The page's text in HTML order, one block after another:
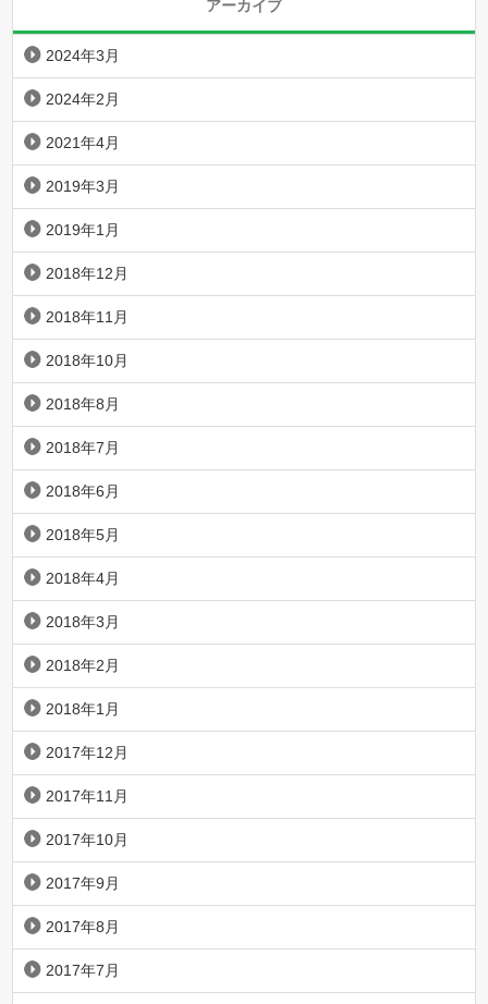
アーカイブ
2024年3月
2024年2月
2021年4月
2019年3月
2019年1月
2018年12月
2018年11月
2018年10月
2018年8月
2018年7月
2018年6月
2018年5月
2018年4月
2018年3月
2018年2月
2018年1月
2017年12月
2017年11月
2017年10月
2017年9月
2017年8月
2017年7月